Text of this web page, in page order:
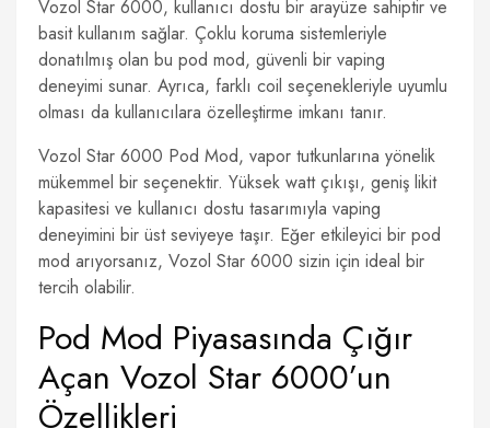
Vozol Star 6000, kullanıcı dostu bir arayüze sahiptir ve
basit kullanım sağlar. Çoklu koruma sistemleriyle
donatılmış olan bu pod mod, güvenli bir vaping
deneyimi sunar. Ayrıca, farklı coil seçenekleriyle uyumlu
olması da kullanıcılara özelleştirme imkanı tanır.
Vozol Star 6000 Pod Mod, vapor tutkunlarına yönelik
mükemmel bir seçenektir. Yüksek watt çıkışı, geniş likit
kapasitesi ve kullanıcı dostu tasarımıyla vaping
deneyimini bir üst seviyeye taşır. Eğer etkileyici bir pod
mod arıyorsanız, Vozol Star 6000 sizin için ideal bir
tercih olabilir.
Pod Mod Piyasasında Çığır
Açan Vozol Star 6000’un
Özellikleri